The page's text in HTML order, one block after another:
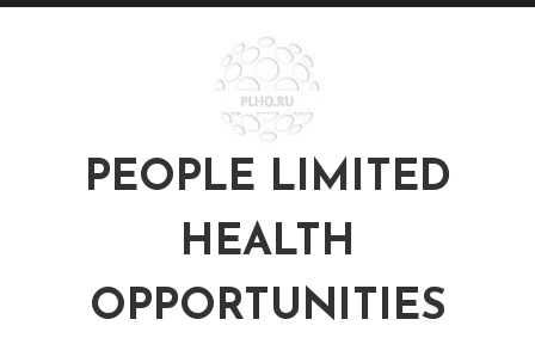
Перейти
PEOPLE LIMITED
HEALTH
OPPORTUNITIES